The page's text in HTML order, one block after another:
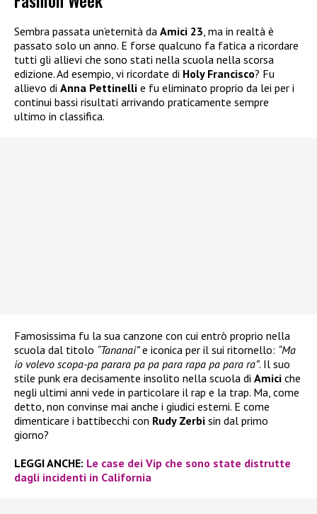
Sembra passata un’eternità da Amici 23 , ma in realtà è
passato solo un anno. E forse qualcuno fa fatica a ricordare
tutti gli allievi che sono stati nella scuola nella scorsa
edizione. Ad esempio, vi ricordate di Holy Francisco? Fu
allievo di Anna Pettinelli e fu eliminato proprio da lei per i
continui bassi risultati arrivando praticamente sempre
ultimo in classifica.
Famosissima fu la sua canzone con cui entrò proprio nella
scuola dal titolo “Tananai”e iconica per il sui ritornello: “Ma
io volevo scopa-pa parara pa pa para rapa pa para ra”. Il suo
stile punk era decisamente insolito nella scuola di Amici che
negli ultimi anni vede in particolare il rap e la trap. Ma, come
detto, non convinse mai anche i giudici esterni. E come
dimenticare i battibecchi con Rudy Zerbi sin dal primo
giorno?
LEGGI ANCHE: Le case dei Vip che sono state distrutte
dagli incidenti in California